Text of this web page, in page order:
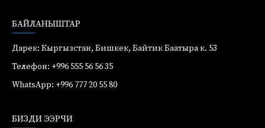
БАЙЛАНЫШТАР
Дарек: Кыргызстан, Бишкек, Байтик Баатыра к. 53
Телефон: +996 555 56 56 35
WhatsApp: +996 777 20 55 80
БИЗДИ ЭЭРЧИ